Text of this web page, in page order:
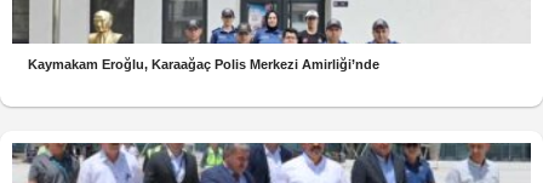
Kaymakam Eroğlu, Karaağaç Polis Merkezi Amirliği’nde